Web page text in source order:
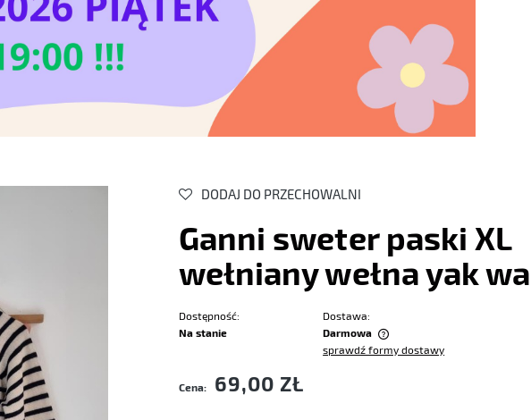
DODAJ DO PRZECHOWALNI
Ganni sweter paski XL
wełniany wełna yak
Dostępność:
Na stanie
Dostawa:
Darmowa
płatności
sprawdź formy dostawy
Cena: 69,00 ZŁ